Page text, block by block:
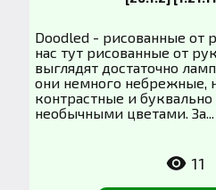
Doodled - рисованные от
нас тут рисованные от
выглядят достаточно
они немного небрежные,
контрастные и
необычными цветами. За...
11